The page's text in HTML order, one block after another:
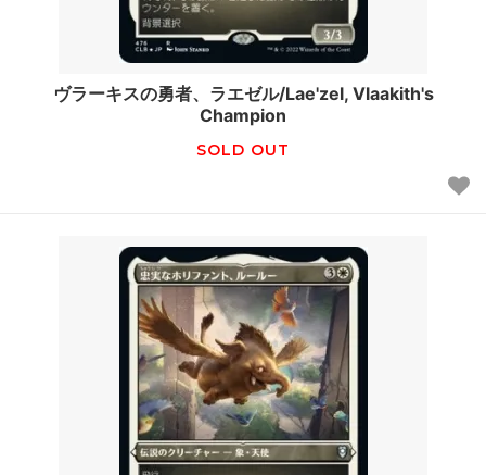
ヴラーキスの勇者、ラエゼル/Lae'zel, Vlaakith's
Champion
SOLD OUT